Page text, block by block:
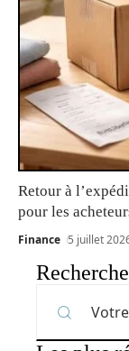
Retour à
pour les
Finance 5 juillet
Recherche